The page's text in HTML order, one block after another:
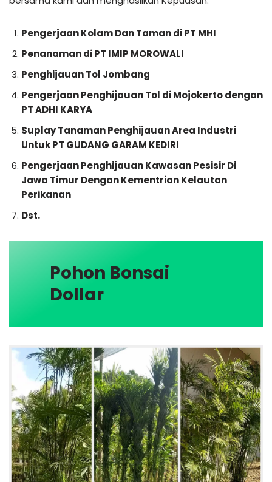
Pengerjaan Kolam Dan Taman di PT MHI
Penanaman di PT IMIP MOROWALI
Penghijauan Tol Jombang
Pengerjaan Penghijauan Tol di Mojokerto dengan
PT ADHI KARYA
Suplay Tanaman Penghijauan Area Industri
Untuk PT GUDANG GARAM KEDIRI
Pengerjaan Penghijauan Kawasan Pesisir Di
Jawa Timur Dengan Kementrian Kelautan
Perikanan
Dst.
Pohon Bonsai
Dollar